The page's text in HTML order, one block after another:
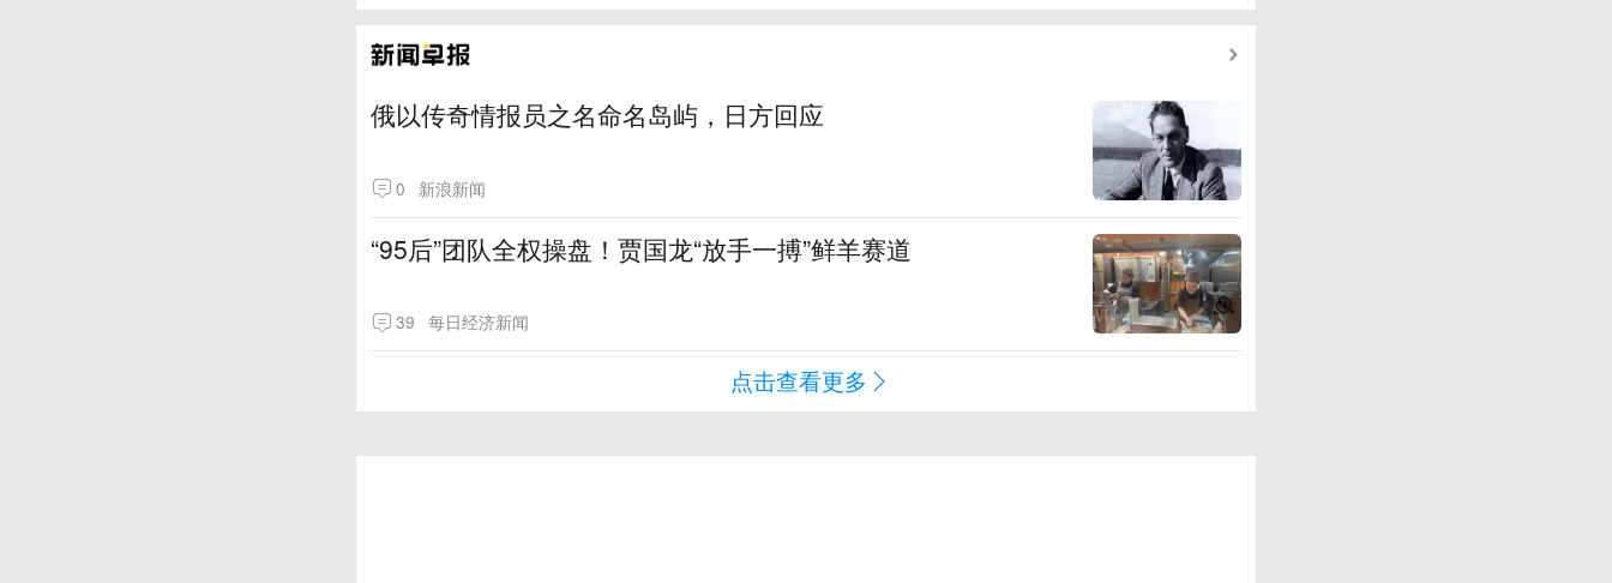
俄以传奇情报员之名命名岛屿，日方回应
0 新浪新闻
“95后”团队全权操盘！贾国龙“放手一搏”鲜羊赛道
39 每日经济新闻
点击查看更多